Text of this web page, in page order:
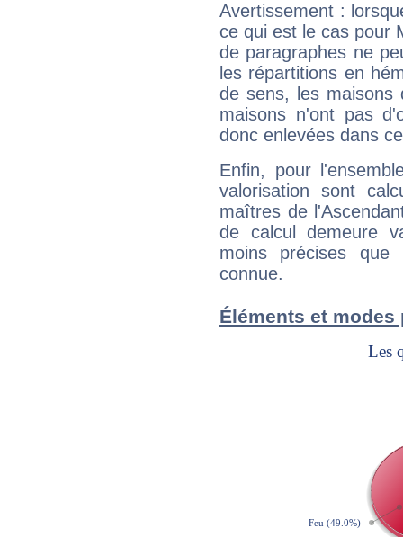
Avertissement :
ce qui est le cas pour
de paragraphes ne
les répartitions en
de sens, les maisons
maisons n'ont pas
donc enlevées dans
Enfin, pour
valorisation sont
maîtres de
de calcul demeure
moins précises que
connue.
Éléments et